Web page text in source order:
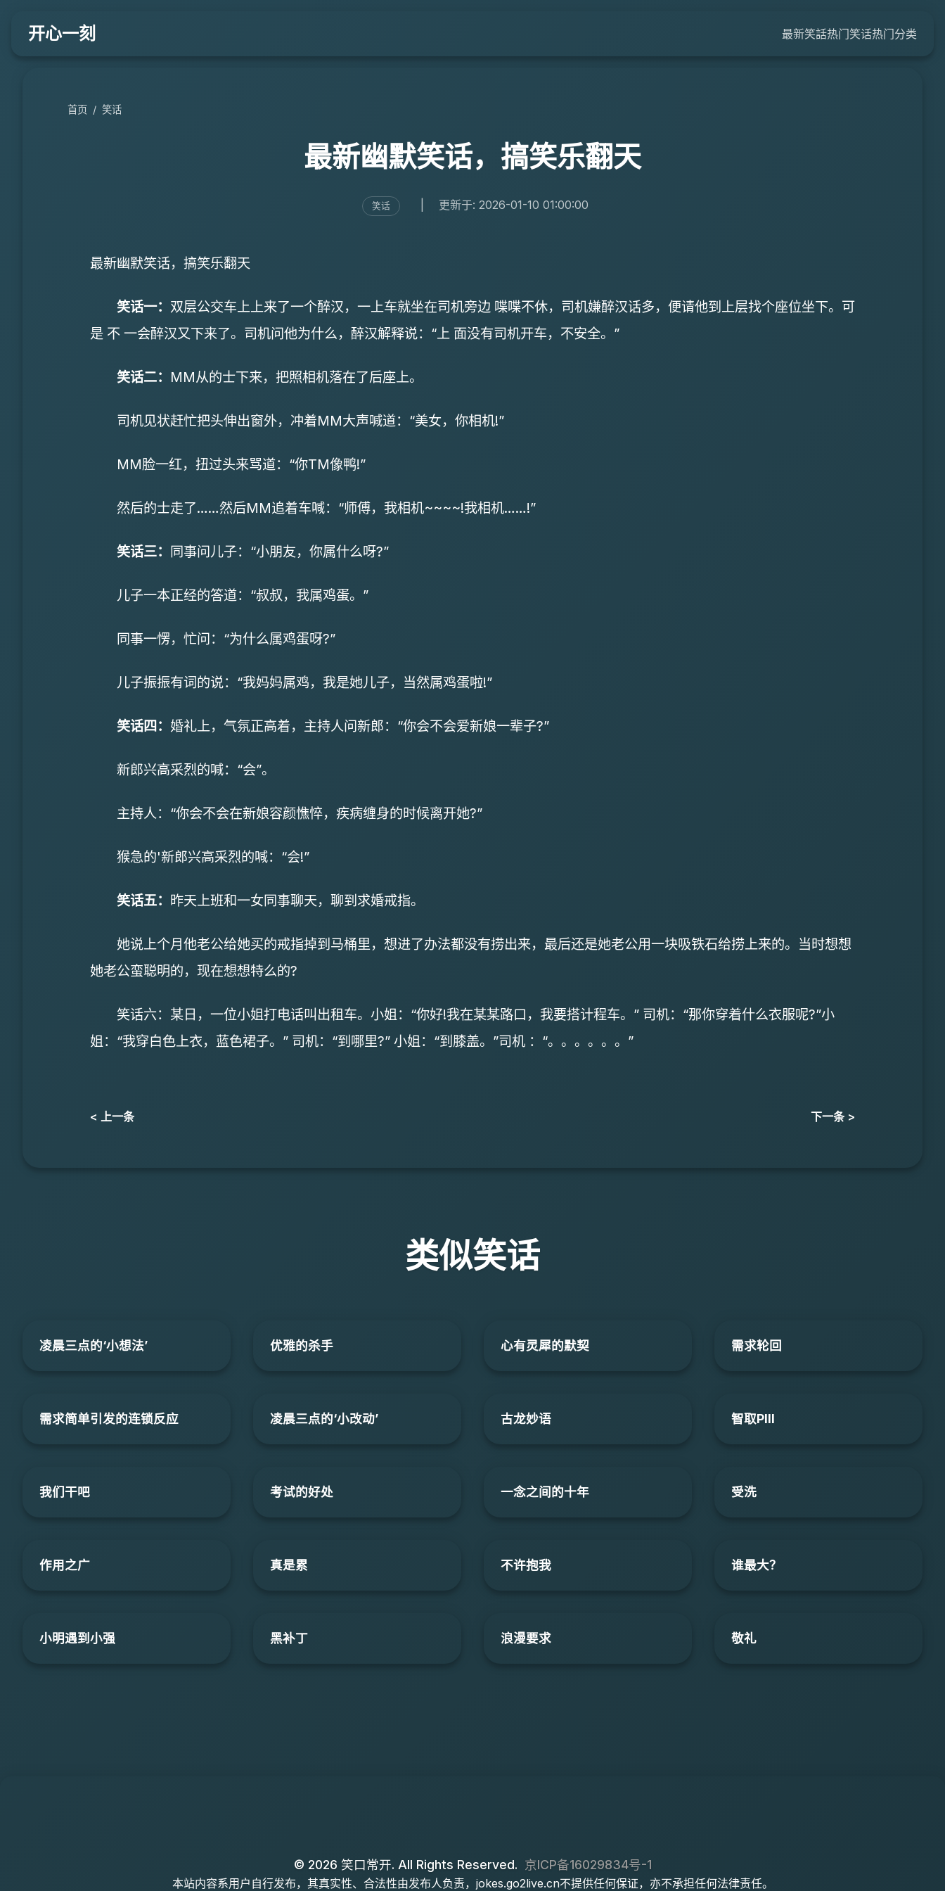
开心一刻 最新笑話热门笑话热门分类
首页 / 笑话
最新幽默笑话，搞笑乐翻天
笑话 更新于: 2026-01-10 01:00:00
最新幽默笑话，搞笑乐翻天
笑话一： 双层公交车上上来了一个醉汉，一上车就坐在司机旁边 喋喋不休，司机嫌醉汉话多，便请他到上层找个座位坐下。可
是 不 一会醉汉又下来了。司机问他为什么，醉汉解释说：“上 面没有司机开车，不安全。”
笑话二： MM从的士下来，把照相机落在了后座上。
司机见状赶忙把头伸出窗外，冲着MM大声喊道：“美女，你相机!”
MM脸一红，扭过头来骂道：“你TM像鸭!”
然后的士走了……然后MM追着车喊：“师傅，我相机~~~~!我相机……!”
笑话三： 同事问儿子：“小朋友，你属什么呀?”
儿子一本正经的答道：“叔叔，我属鸡蛋。”
同事一愣，忙问：“为什么属鸡蛋呀?”
儿子振振有词的说：“我妈妈属鸡，我是她儿子，当然属鸡蛋啦!”
笑话四： 婚礼上，气氛正高着，主持人问新郎：“你会不会爱新娘一辈子?”
新郎兴高采烈的喊：“会”。
主持人：“你会不会在新娘容颜憔悴，疾病缠身的时候离开她?”
猴急的'新郎兴高采烈的喊：“会!”
笑话五： 昨天上班和一女同事聊天，聊到求婚戒指。
她说上个月他老公给她买的戒指掉到马桶里，想进了办法都没有捞出来，最后还是她老公用一块吸铁石给捞上来的。当时想想
她老公蛮聪明的，现在想想特么的?
笑话六：某日，一位小姐打电话叫出租车。小姐：“你好!我在某某路口，我要搭计程车。” 司机：“那你穿着什么衣服呢?”小
姐：“我穿白色上衣，蓝色裙子。” 司机：“到哪里?” 小姐：“到膝盖。”司机 ：“。。。。。。”
< 上一条 下一条 >
类似笑话
凌晨三点的‘小想法’ 优雅的杀手 心有灵犀的默契 需求轮回
需求简单引发的连锁反应 凌晨三点的‘小改动’ 古龙妙语 智取PIII
我们干吧 考试的好处 一念之间的十年 受洗
作用之广 真是累 不许抱我 谁最大？
小明遇到小强 黑补丁 浪漫要求 敬礼
© 2026 笑口常开. All Rights Reserved. 京ICP备16029834号-1
本站内容系用户自行发布，其真实性、合法性由发布人负责，jokes.go2live.cn不提供任何保证，亦不承担任何法律责任。